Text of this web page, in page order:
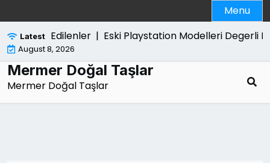
to
content
Menu
Latest
Merak Edilenler |Eski Playstation Modelleri Degerli
August 8, 2026
Mermer Doğal Taşlar
Mermer Doğal Taşlar